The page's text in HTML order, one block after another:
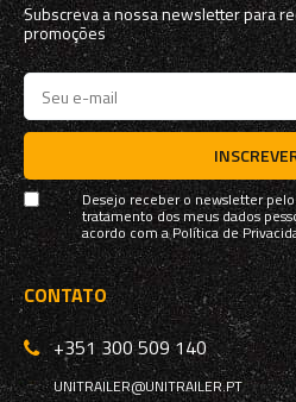
Subscreva a nossa newsletter para
promoções
Desejo receber o newsletter
tratamento dos meus dados
acordo com aPolítica de
CONTATO
+351 300 509 140
UNITRAILER@UNITRAILER.PT